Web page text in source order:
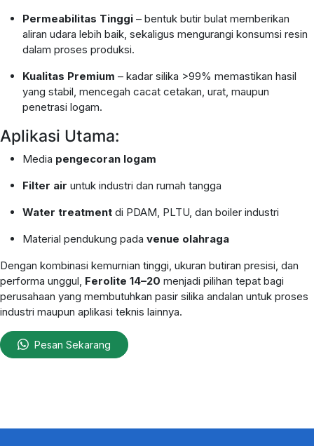
Permeabilitas Tinggi – bentuk butir bulat memberikan
aliran udara lebih baik, sekaligus mengurangi konsumsi resin
dalam proses produksi.
Kualitas Premium – kadar silika >99% memastikan hasil
yang stabil, mencegah cacat cetakan, urat, maupun
penetrasi logam.
Aplikasi Utama:
Media pengecoran logam
Filter air untuk industri dan rumah tangga
Water treatment di PDAM, PLTU, dan boiler industri
Material pendukung pada venue olahraga
Dengan kombinasi kemurnian tinggi, ukuran butiran presisi, dan
performa unggul, Ferolite 14–20 menjadi pilihan tepat bagi
perusahaan yang membutuhkan pasir silika andalan untuk proses
industri maupun aplikasi teknis lainnya.
Pesan Sekarang